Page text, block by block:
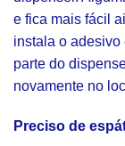
e fica mais fácil
instala o adesivo
parte do
novamente no
Preciso de